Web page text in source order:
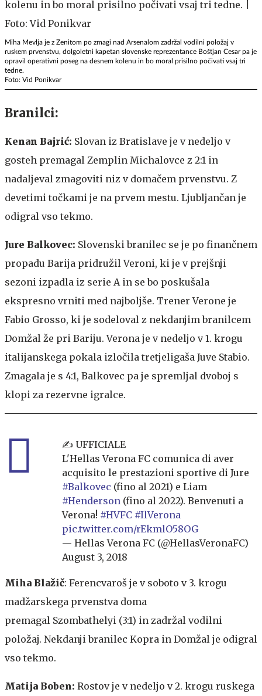
Miha Mevlja je z Zenitom po zmagi nad Arsenalom zadržal vodilni položaj v
ruskem prvenstvu, dolgoletni kapetan slovenske reprezentance Boštjan Cesar pa je
opravil operativni poseg na desnem kolenu in bo moral prisilno počivati vsaj tri
tedne.
Foto: Vid Ponikvar
Branilci:
Kenan Bajrić: Slovan iz Bratislave je v nedeljo v
gosteh premagal Zemplin Michalovce z 2:1 in
nadaljeval zmagoviti niz v domačem prvenstvu. Z
devetimi točkami je na prvem mestu. Ljubljančan je
odigral vso tekmo.
Jure Balkovec: Slovenski branilec se je po finančnem
propadu Barija pridružil Veroni, ki je v prejšnji
sezoni izpadla iz serie A in se bo poskušala
ekspresno vrniti med najboljše. Trener Verone je
Fabio Grosso, ki je sodeloval z nekdanjim branilcem
Domžal že pri Bariju. Verona je v nedeljo v 1. krogu
italijanskega pokala izločila tretjeligaša Juve Stabio.
Zmagala je s 4:1, Balkovec pa je spremljal dvoboj s
klopi za rezervne igralce.
✍️ UFFICIALE
L'Hellas Verona FC comunica di aver
acquisito le prestazioni sportive di Jure
#Balkovec (fino al 2021) e Liam
#Henderson (fino al 2022). Benvenuti a
Verona! #HVFC #IlVerona
pic.twitter.com/rEkmlO58OG
— Hellas Verona FC (@HellasVeronaFC)
August 3, 2018
Miha Blažič: Ferencvaroš je v soboto v 3. krogu
madžarskega prvenstva doma
premagal Szombathelyi (3:1) in zadržal vodilni
položaj. Nekdanji branilec Kopra in Domžal je odigral
vso tekmo.
Matija Boben: Rostov je v nedeljo v 2. krogu ruskega